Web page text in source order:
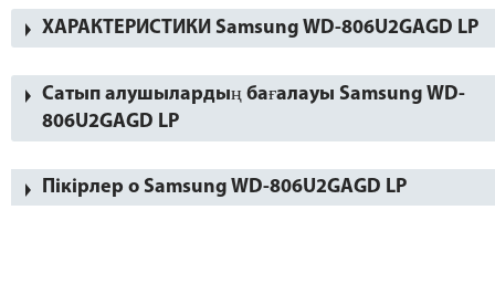
ХАРАКТЕРИСТИКИ Samsung WD-806U2GAGD LP
Сатып алушылардың бағалауы Samsung WD-
806U2GAGD LP
Пікірлер о Samsung WD-806U2GAGD LP